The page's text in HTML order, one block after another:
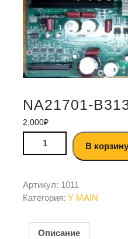
NA21701-
2,000₽
В корзину
Артикул: 1011
Категория: Y MAIN
Описание